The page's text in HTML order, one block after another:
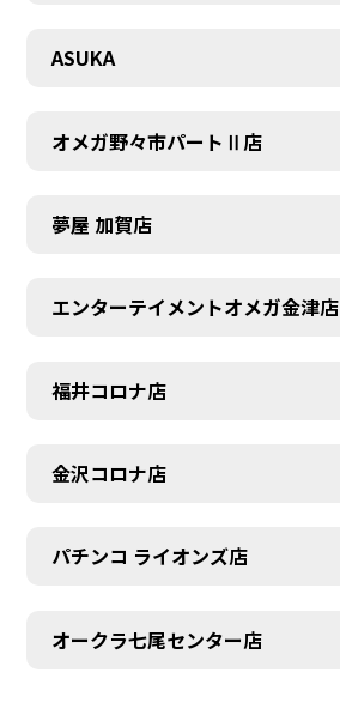
ASUKA
オメガ野々市パートⅡ店
夢屋 加賀店
エンターテイメントオメガ金津店
福井コロナ店
金沢コロナ店
パチンコ ライオンズ店
オークラ七尾センター店